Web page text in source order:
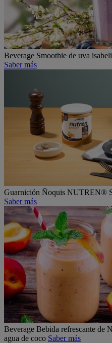
Beverage Smoothie de uva
Saber más
Guarnición Ñoquis NUTREN®
Saber más
Beverage Bebida refrescante de
agua de coco Saber más